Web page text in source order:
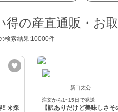
得の産直通販・お
検索結果:10000件
‼️ ☀️採
新口太公
注文から1~15日で発送
【訳ありだけど美味しさそ